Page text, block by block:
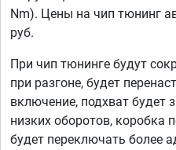
Nm). Цены на чип тюнинг
руб.
При чип тюнинге будут
при разгоне, будет
включение, подхват будет
низких оборотов, коробка
будет переключать более